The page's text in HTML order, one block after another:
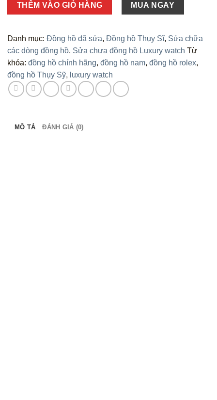
THÊM VÀO GIỎ HÀNG MUA NGAY
Danh mục: Đồng hồ đã sửa, Đồng hồ Thụy Sĩ, Sửa chữa
các dòng đồng hồ, Sửa chưa đồng hồ Luxury watch Từ
khóa: đồng hồ chính hãng, đồng hồ nam, đồng hồ rolex,
đồng hồ Thụy Sỹ, luxury watch
MÔ TẢ ĐÁNH GIÁ (0)